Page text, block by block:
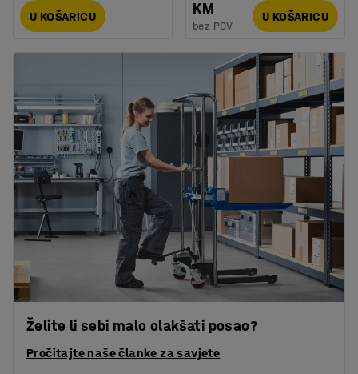
U KOŠARICU
KM
bez PDV
U KOŠARICU
Želite li sebi malo olakšati posao?
Pročitajte naše članke za savjete